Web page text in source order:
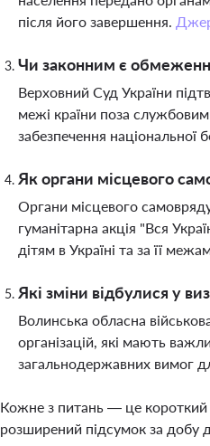
після його завершення.
Чи законним є
Верховний Суд України
межі країни поза
забезпечення національної
Як органи місцевого
Органи місцевого
гуманітарна акція "Вся
дітям в Україні та за її
Які зміни відбулися у
Волинська обласна
організацій, які мають
загальнодержавних вимог
Кожне з питань — це короткий
розширений підсумок за добу